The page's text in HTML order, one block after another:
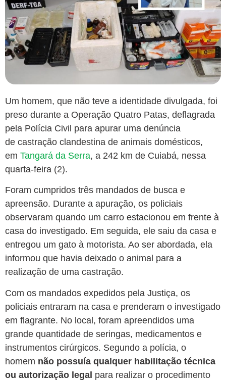
Um homem, que não teve a identidade divulgada, foi
preso durante a Operação Quatro Patas, deflagrada
pela Polícia Civil para apurar uma denúncia
de castração clandestina de animais domésticos,
em Tangará da Serra, a 242 km de Cuiabá, nessa
quarta-feira (2).
Foram cumpridos três mandados de busca e
apreensão. Durante a apuração, os policiais
observaram quando um carro estacionou em frente à
casa do investigado. Em seguida, ele saiu da casa e
entregou um gato à motorista. Ao ser abordada, ela
informou que havia deixado o animal para a
realização de uma castração.
Com os mandados expedidos pela Justiça, os
policiais entraram na casa e prenderam o investigado
em flagrante. No local, foram apreendidos uma
grande quantidade de seringas, medicamentos e
instrumentos cirúrgicos. Segundo a polícia, o
homem não possuía qualquer habilitação técnica
ou autorização legal para realizar o procedimento